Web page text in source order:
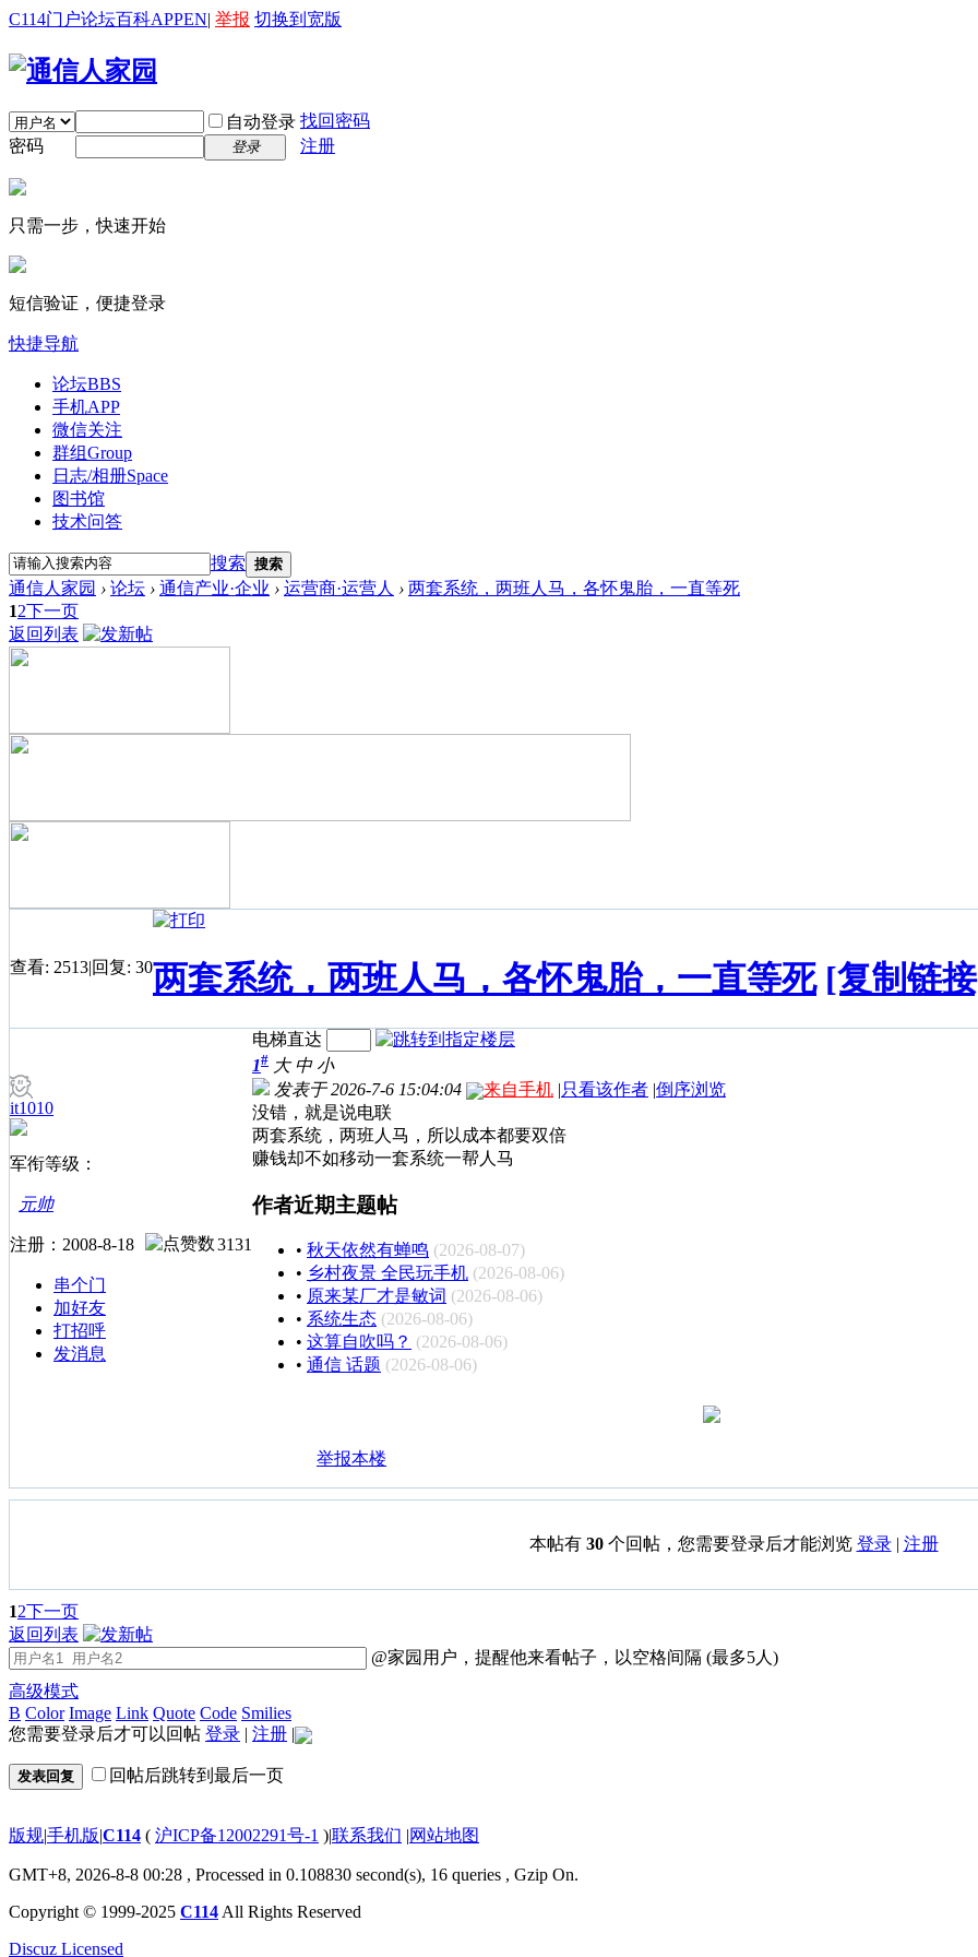
C114门户论坛百科APPEN| 举报 切换到宽版
自动登录 找回密码
密码
登录 注册
只需一步，快速开始
短信验证，便捷登录
快捷导航
论坛BBS
手机APP
微信关注
群组Group
日志/相册Space
图书馆
技术问答
搜索 搜索
通信人家园 › 论坛 › 通信产业·企业 › 运营商·运营人 › 两套系统，两班人马，各怀鬼胎，一直等死
12下一页
返回列表
查看: 2513|回复: 30两套系统，两班人马，各怀鬼胎，一直等死 [复制链
it1010
军衔等级：
元帅
注册：2008-8-18 3131
串个门
加好友
打招呼
发消息
电梯直达
1# 大 中 小
发表于 2026-7-6 15:04:04
来自手机 |只看该作者 |倒序浏览
没错，就是说电联
两套系统，两班人马，所以成本都要双倍
赚钱却不如移动一套系统一帮人马
作者近期主题帖
• 秋天依然有蝉鸣 (2026-08-07)
• 乡村夜景 全民玩手机 (2026-08-06)
• 原来某厂才是敏词 (2026-08-06)
• 系统生态 (2026-08-06)
• 这算自吹吗？ (2026-08-06)
• 通信 话题 (2026-08-06)
举报本楼
本帖有 30个回帖，您需要登录后才能浏览 登录| 注册
12下一页
返回列表
@家园用户，提醒他来看帖子，以空格间隔 (最多5人)
高级模式
B Color Image Link Quote Code Smilies
您需要登录后才可以回帖 登录 | 注册 |
发表回复 回帖后跳转到最后一页
版规|手机版|C114 ( 沪ICP备12002291号-1 )|联系我们 |网站地图
GMT+8, 2026-8-8 00:28 , Processed in 0.108830 second(s), 16 queries , Gzip On.
Copyright © 1999-2025 C114 All Rights Reserved
Discuz Licensed